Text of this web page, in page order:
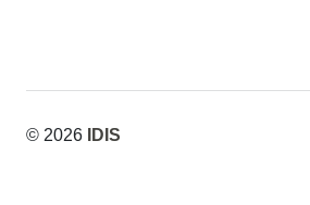
© 2026 IDIS